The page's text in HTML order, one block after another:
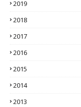
2019
2018
2017
2016
2015
2014
2013